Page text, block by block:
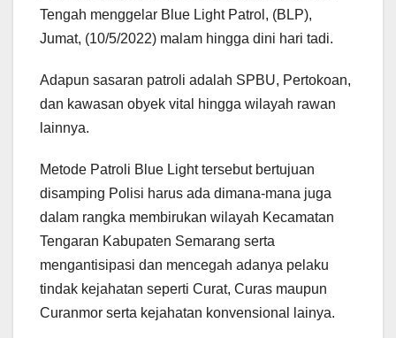
Tengah menggelar Blue Light Patrol, (BLP),
Jumat, (10/5/2022) malam hingga dini hari tadi.
Adapun sasaran patroli adalah SPBU, Pertokoan,
dan kawasan obyek vital hingga wilayah rawan
lainnya.
Metode Patroli Blue Light tersebut bertujuan
disamping Polisi harus ada dimana-mana juga
dalam rangka membirukan wilayah Kecamatan
Tengaran Kabupaten Semarang serta
mengantisipasi dan mencegah adanya pelaku
tindak kejahatan seperti Curat, Curas maupun
Curanmor serta kejahatan konvensional lainya.